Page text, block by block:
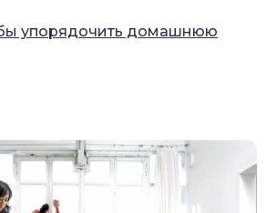
упорядочить домашнюю